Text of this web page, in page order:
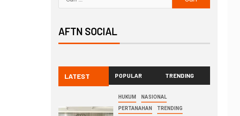
AFTN SOCIAL
LATEST POPULAR TRENDING
HUKUM NASIONAL
PERTANAHAN TRENDING